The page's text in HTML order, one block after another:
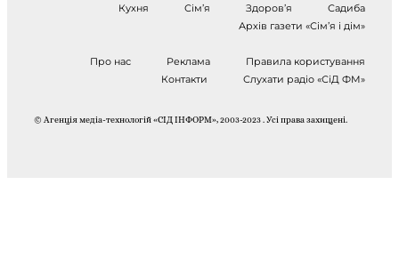
Кухня Сім’я Здоров’я
Садиба
Архів газети «Сім’я і дім»
Про нас Реклама
Правила користування
Контакти
Слухати радіо «СіД ФМ»
© Агенція медіа-технологій «СІД ІНФОРМ», 2003-2023 . Усі права захищені.